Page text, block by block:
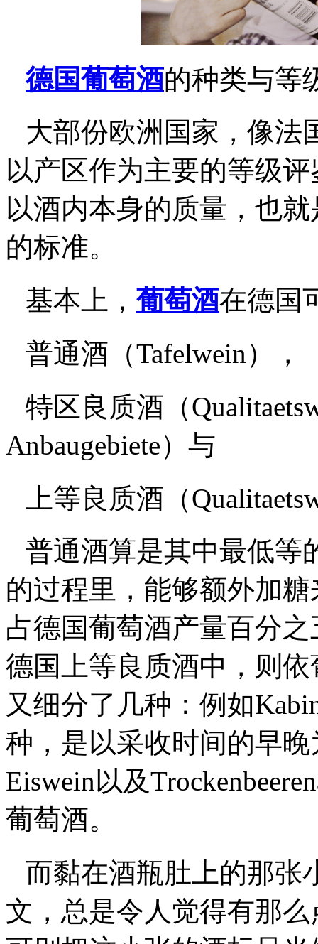
德国葡萄酒的种类与等
大部份欧洲国家，像法
以产区作为主要的等级
以酒内本身的质量，也
的标准。
基本上， 葡萄酒在德国
普通酒（Tafelwein），
特区良质酒（
Anbaugebiete）与
上等良质酒（
普通酒算是其中最低等
的过程里，能够额外加
占德国葡萄酒产量百分
德国上等良质酒中，则
又细分了几种：例如
种，是以采收时间的早晚
Eiswein以及
葡萄酒。
而黏在酒瓶肚上的那张
文，总是令人觉得有那